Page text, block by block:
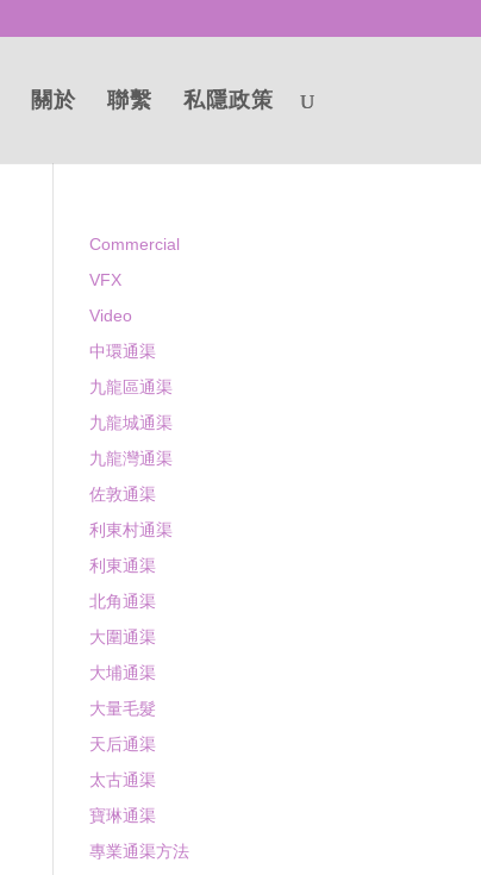
關於 聯繫 私隱政策
Commercial
VFX
Video
中環通渠
九龍區通渠
九龍城通渠
九龍灣通渠
佐敦通渠
利東村通渠
利東通渠
北角通渠
大圍通渠
大埔通渠
大量毛髮
天后通渠
太古通渠
寶琳通渠
專業通渠方法